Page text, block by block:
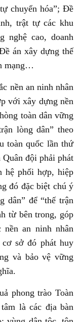
chuyển hóa”; Đề
trật tự các khu
nghệ cao, doanh
án xây dựng thế
mạng…
nền an ninh nhân
với xây dựng nền
toàn dân vững
lòng dân” theo
toàn quốc lần thứ
đội phải phát
hệ phối hợp, hiệp
đó đặc biệt chú ý
dân” để “thế trận
từ bên trong, góp
nền an ninh nhân
cơ sở đó phát huy
và bảo vệ vững
phong trào Toàn
là các địa bàn